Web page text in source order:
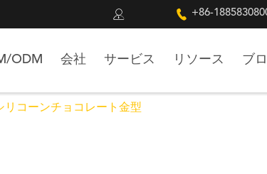
  +86-
ODM 会社 サービス リソース ブ
リコーンチョコレート金型